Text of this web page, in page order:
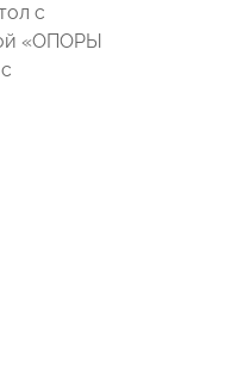
с
«ОПОРЫ